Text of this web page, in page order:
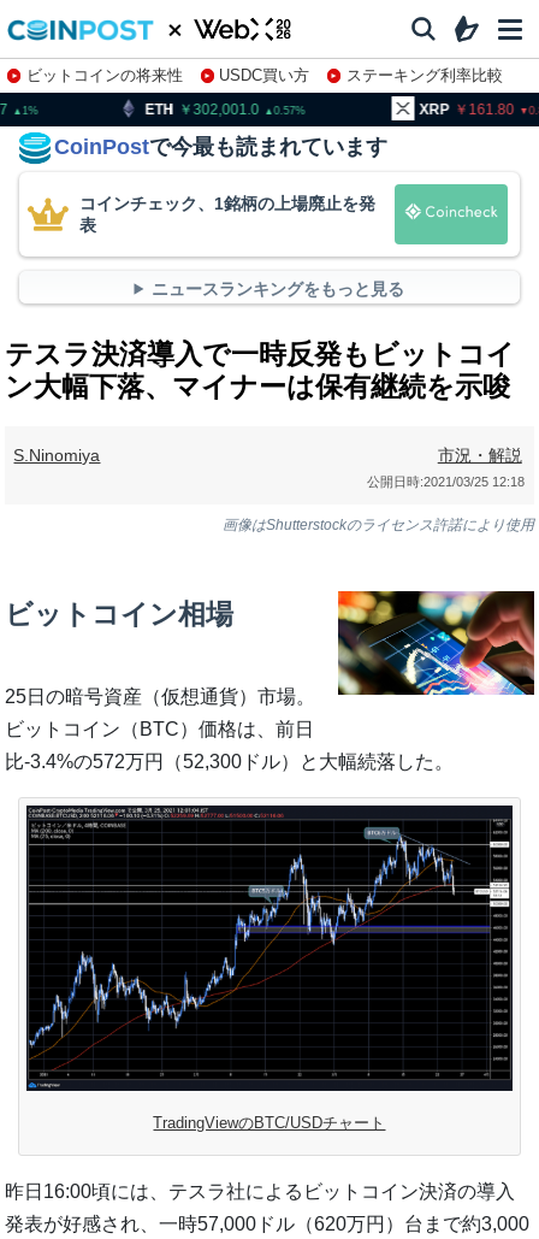
ビットコインの将来性 USDC買い方
ステーキング利率比較
株特集・関連銘柄
302,001.0 XRP 161.80 BNB
CoinPostで今最も読まれています
コインチェック、1銘柄の上場廃止を発
表
ニュースランキングをもっと見る
テスラ決済導入で一時反発もビットコイ
ン大幅下落、マイナーは保有継続を示唆
S.Ninomiya 市況・解説
公開日時:2021/03/25 12:18
画像はShutterstockのライセンス許諾により使用
ビットコイン相場
25日の暗号資産（仮想通貨）市場。
ビットコイン（BTC）価格は、前日
比-3.4%の572万円（52,300ドル）と大幅続落した。
TradingViewのBTC/USDチャート
昨日16:00頃には、テスラ社によるビットコイン決済の導入
発表が好感され、一時57,000ドル（620万円）台まで約3,000